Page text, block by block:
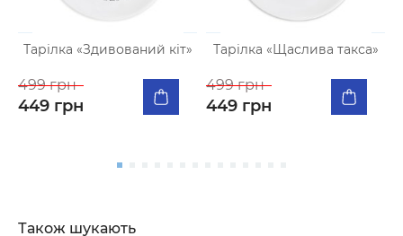
Тарілка «Здивований кіт»
499 грн
449 грн
Тарілка «Щаслива такса»
499 грн
449 грн
Також шукають